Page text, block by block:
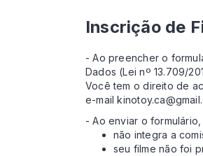
Inscrição de
- Ao preencher o
Dados (Lei nº 13.709/
Você tem o direito de
e-mail
- Ao enviar o
não integra a
seu filme não foi